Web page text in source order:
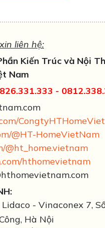
liên hệ:
Kiến Trúc và Nội
Nam
- 0812.338
@HT-HomeVietNam
@ht_home.vietnam
hthomevietnam
- Vinaconex 7,
Hà Nội